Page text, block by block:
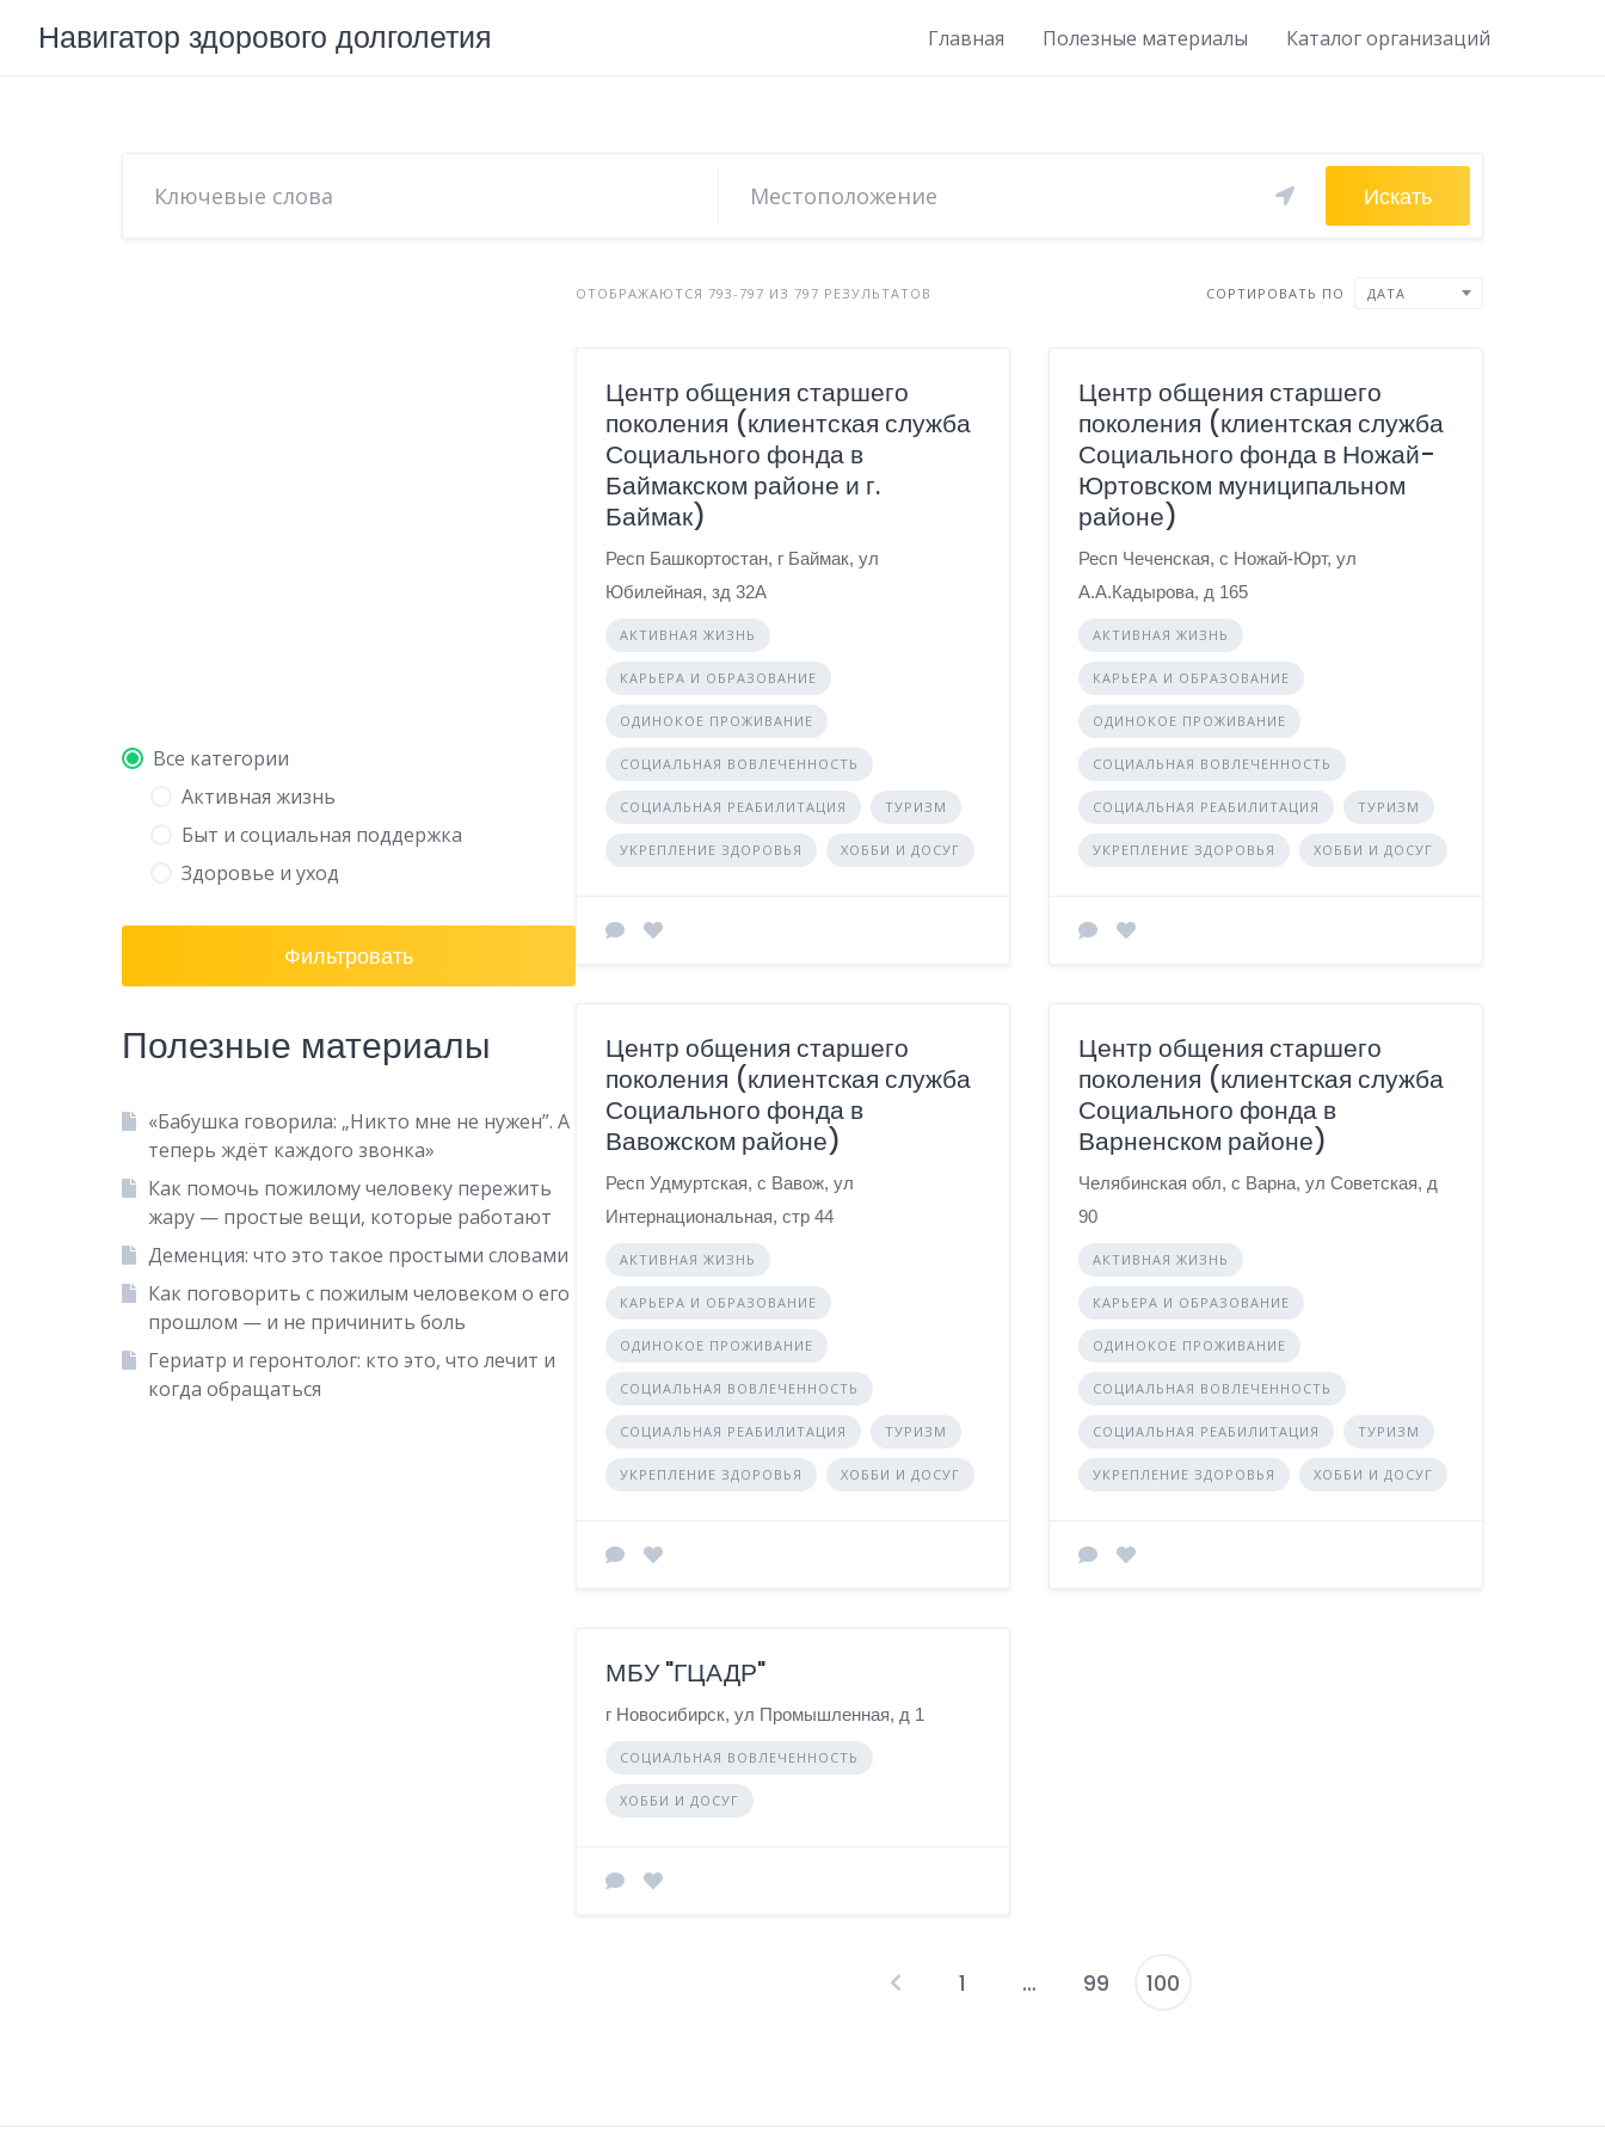
Навигатор здорового долголетия Главная Полезные материалы Каталог организаций
Искать
Все категории
Активная жизнь
Быт и социальная поддержка
Здоровье и уход
Фильтровать
Полезные материалы
«Бабушка говорила: „Никто мне не нужен”. А
теперь ждёт каждого звонка»
Как помочь пожилому человеку пережить
жару — простые вещи, которые работают
Деменция: что это такое простыми словами
Как поговорить с пожилым человеком о его
прошлом — и не причинить боль
Гериатр и геронтолог: кто это, что лечит и
когда обращаться
ОТОБРАЖАЮТСЯ 793-797 ИЗ 797 РЕЗУЛЬТАТОВ СОРТИРОВАТЬ ПО ДАТА
Центр общения старшего
поколения (клиентская служба
Социального фонда в
Баймакском районе и г.
Баймак)
Респ Башкортостан, г Баймак, ул
Юбилейная, зд 32А
АКТИВНАЯ ЖИЗНЬ
КАРЬЕРА И ОБРАЗОВАНИЕ
ОДИНОКОЕ ПРОЖИВАНИЕ
СОЦИАЛЬНАЯ ВОВЛЕЧЕННОСТЬ
СОЦИАЛЬНАЯ РЕАБИЛИТАЦИЯ ТУРИЗМ
УКРЕПЛЕНИЕ ЗДОРОВЬЯ ХОББИ И ДОСУГ
Центр общения старшего
поколения (клиентская служба
Социального фонда в Ножай-
Юртовском муниципальном
районе)
Респ Чеченская, с Ножай-Юрт, ул
А.А.Кадырова, д 165
АКТИВНАЯ ЖИЗНЬ
КАРЬЕРА И ОБРАЗОВАНИЕ
ОДИНОКОЕ ПРОЖИВАНИЕ
СОЦИАЛЬНАЯ ВОВЛЕЧЕННОСТЬ
СОЦИАЛЬНАЯ РЕАБИЛИТАЦИЯ ТУРИЗМ
УКРЕПЛЕНИЕ ЗДОРОВЬЯ ХОББИ И ДОСУГ
Центр общения старшего
поколения (клиентская служба
Социального фонда в
Вавожском районе)
Респ Удмуртская, с Вавож, ул
Интернациональная, стр 44
АКТИВНАЯ ЖИЗНЬ
КАРЬЕРА И ОБРАЗОВАНИЕ
ОДИНОКОЕ ПРОЖИВАНИЕ
СОЦИАЛЬНАЯ ВОВЛЕЧЕННОСТЬ
СОЦИАЛЬНАЯ РЕАБИЛИТАЦИЯ ТУРИЗМ
УКРЕПЛЕНИЕ ЗДОРОВЬЯ ХОББИ И ДОСУГ
Центр общения старшего
поколения (клиентская служба
Социального фонда в
Варненском районе)
Челябинская обл, с Варна, ул Советская, д
90
АКТИВНАЯ ЖИЗНЬ
КАРЬЕРА И ОБРАЗОВАНИЕ
ОДИНОКОЕ ПРОЖИВАНИЕ
СОЦИАЛЬНАЯ ВОВЛЕЧЕННОСТЬ
СОЦИАЛЬНАЯ РЕАБИЛИТАЦИЯ ТУРИЗМ
УКРЕПЛЕНИЕ ЗДОРОВЬЯ ХОББИ И ДОСУГ
МБУ "ГЦАДР"
г Новосибирск, ул Промышленная, д 1
СОЦИАЛЬНАЯ ВОВЛЕЧЕННОСТЬ
ХОББИ И ДОСУГ
П
1 … 99 100